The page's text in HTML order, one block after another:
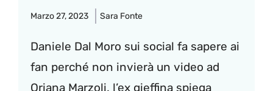
Marzo 27, 2023 Sara Fonte
Daniele Dal Moro sui social fa sapere ai
fan perché non invierà un video ad
Oriana Marzoli, l’ex gieffina spiega